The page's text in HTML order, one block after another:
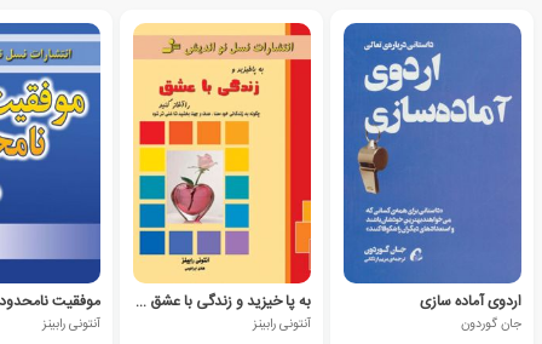
اردوی آماده سازی
جان گوردون
به پا خیزید و زندگی با عشق را آغاز کنید
آنتونی رابینز
موفقیت نامحدود در
آنتونی رابینز